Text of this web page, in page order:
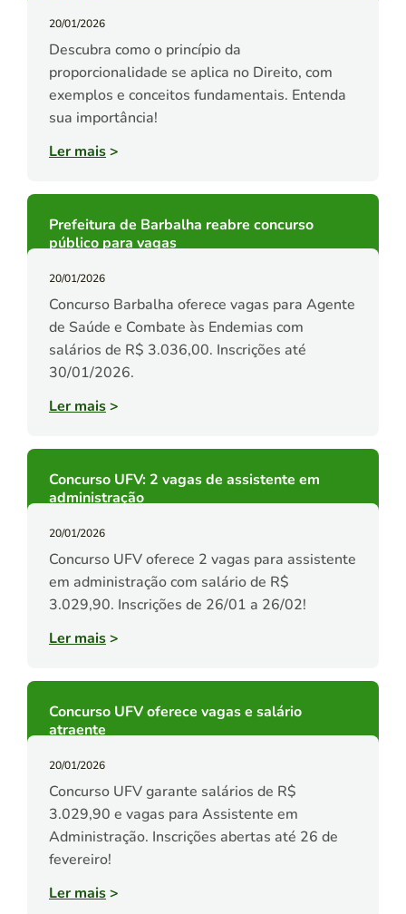
20/01/2026
Descubra como o princípio da
proporcionalidade se aplica no Direito, com
exemplos e conceitos fundamentais. Entenda
sua importância!
Ler mais>
Prefeitura de Barbalha reabre concurso
público para vagas
20/01/2026
Concurso Barbalha oferece vagas para Agente
de Saúde e Combate às Endemias com
salários de R$ 3.036,00. Inscrições até
30/01/2026.
Ler mais>
Concurso UFV: 2 vagas de assistente em
administração
20/01/2026
Concurso UFV oferece 2 vagas para assistente
em administração com salário de R$
3.029,90. Inscrições de 26/01 a 26/02!
Ler mais>
Concurso UFV oferece vagas e salário
atraente
20/01/2026
Concurso UFV garante salários de R$
3.029,90 e vagas para Assistente em
Administração. Inscrições abertas até 26 de
fevereiro!
Ler mais>